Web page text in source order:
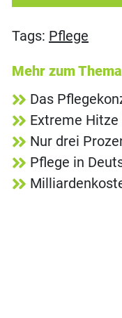
Tags: Pflege
Mehr zum Thema
Das
Extreme
Nur drei
Pflege in